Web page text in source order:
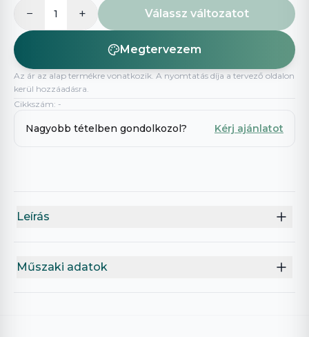
− 1 + Válassz változatot
Megtervezem
Az ár az alap termékre vonatkozik. A nyomtatás díja a tervező oldalon
kerül hozzáadásra.
Cikkszám: -
Nagyobb tételben gondolkozol? Kérj ajánlatot
Leírás
Műszaki adatok